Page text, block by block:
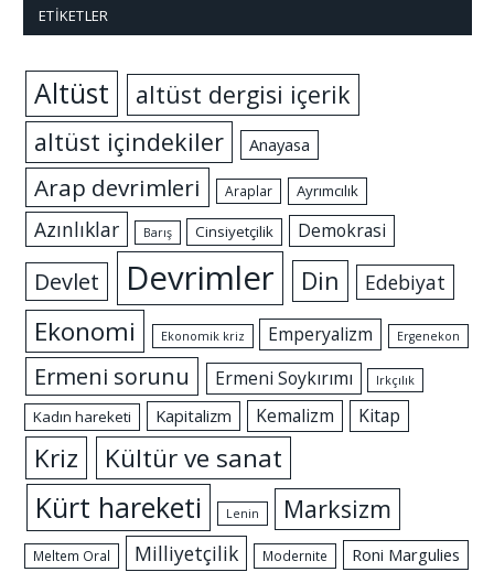
ETIKETLER
Altüst
altüst dergisi içerik
altüst içindekiler
Anayasa
Arap devrimleri Araplar Ayrımcılık
Azınlıklar Barış Cinsiyetçilik Demokrasi
Devlet Devrimler Din Edebiyat
Ekonomi Ekonomik kriz Emperyalizm Ergenekon
Ermeni sorunu Ermeni Soykırımı Irkçılık
Kadın hareketi Kapitalizm Kemalizm Kitap
Kriz Kültür ve sanat
Kürt hareketi Lenin Marksizm
Meltem Oral Milliyetçilik Modernite Roni Margulies